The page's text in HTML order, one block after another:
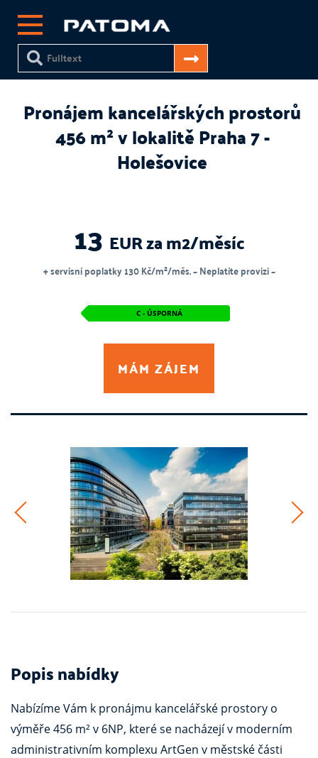
Pronájem kancelářských prostorů
456 m² v lokalitě Praha 7 -
Holešovice
13 EUR za m2/měsíc
+ servisní poplatky 130 Kč/m²/měs. ~ Neplatíte provizi ~
C - ÚSPORNÁ
MÁM ZÁJEM
Popis nabídky
Nabízíme Vám k pronájmu kancelářské prostory o
výměře 456 m² v 6NP, které se nacházejí v moderním
administrativním komplexu ArtGen v městské části